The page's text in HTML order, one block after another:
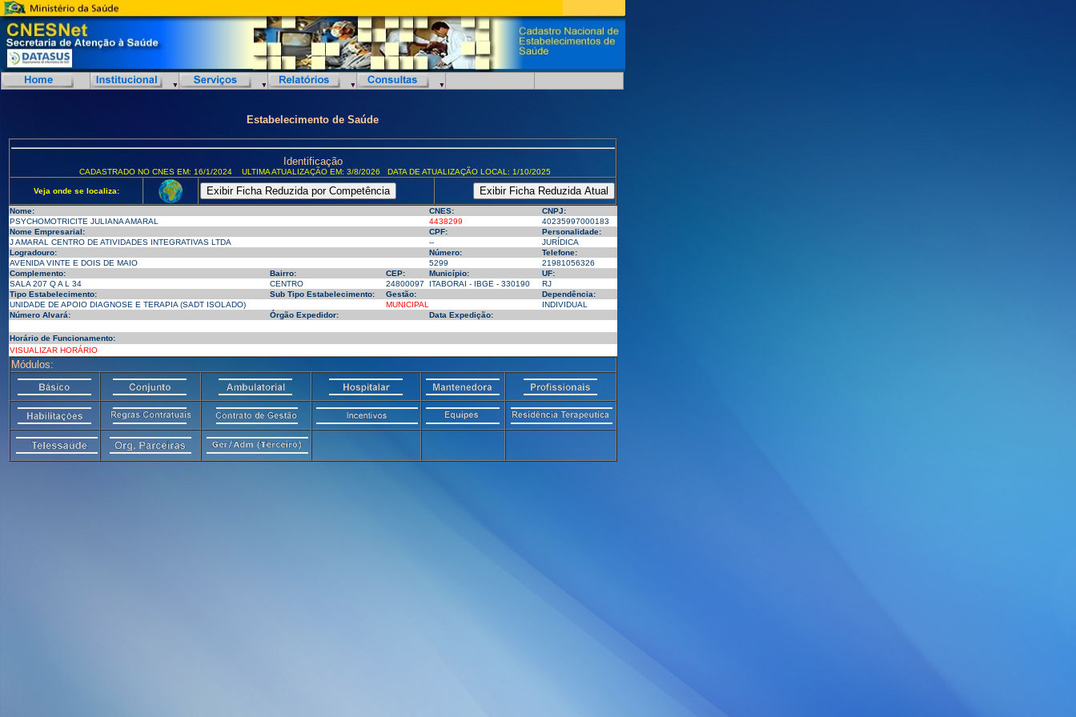
Estabelecimento de Saúde
Identificação
CADASTRADO NO CNES EM: 16/1/2024 ULTIMA ATUALIZAÇÃO EM: 3/8/2026 DATA DE ATUALIZAÇÃO LOCAL: 1/10/2025
Veja onde se localiza:
Nome: CNES:
CNPJ:
PSYCHOMOTRICITE JULIANA AMARAL
4438299
40235997000183
Nome Empresarial:
CPF:
Personalidade:
J AMARAL CENTRO DE ATIVIDADES INTEGRATIVAS LTDA
--
JURÍDICA
Logradouro:
Número:
Telefone:
AVENIDA VINTE E DOIS DE MAIO
5299
21981056326
Complemento:
Bairro: CEP: Município:
UF:
SALA 207 Q A L 34
CENTRO 24800097 ITABORAI - IBGE - 330190
RJ
Tipo Estabelecimento:
Sub Tipo Estabelecimento: Gestão:
Dependência:
UNIDADE DE APOIO DIAGNOSE E TERAPIA (SADT ISOLADO)
MUNICIPAL
INDIVIDUAL
Número Alvará:
Órgão Expedidor: Data Expedição:
Horário de Funcionamento:
VISUALIZAR HORÁRIO
Módulos: